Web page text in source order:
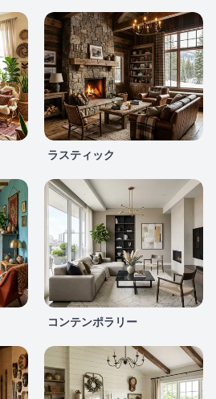
ラスティック
コンテンポラリー